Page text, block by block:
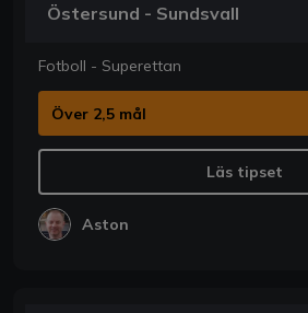
Östersund - Sundsvall
Fotboll - Superettan
Över 2,5 mål
Läs tipset
Aston